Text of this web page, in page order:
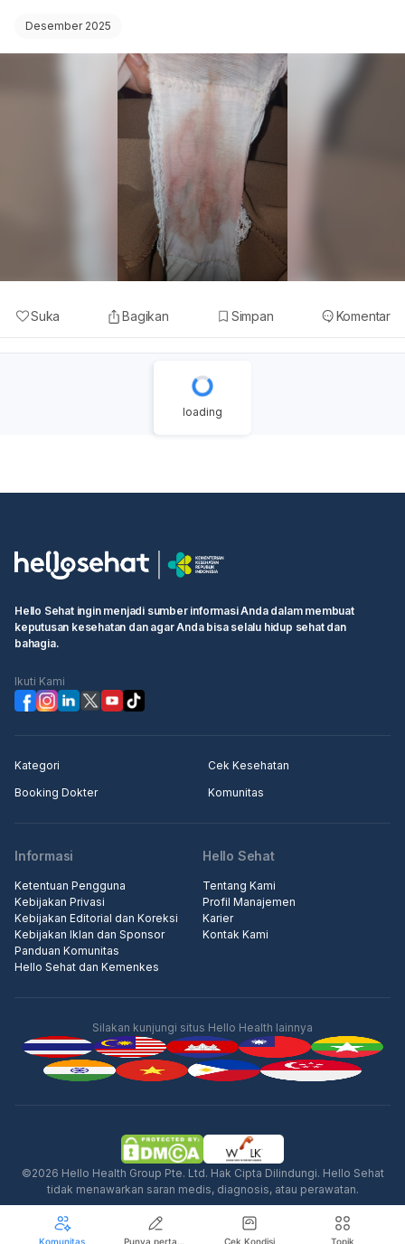
Desember 2025
Suka Bagikan Simpan Komentar
loading
Iklan
Hello Sehat ingin menjadi sumber informasi Anda dalam membuat
keputusan kesehatan dan agar Anda bisa selalu hidup sehat dan
bahagia.
Ikuti Kami
Kategori
Cek Kesehatan
Booking Dokter
Komunitas
Informasi
Ketentuan Pengguna
Kebijakan Privasi
Kebijakan Editorial dan Koreksi
Kebijakan Iklan dan Sponsor
Panduan Komunitas
Hello Sehat dan Kemenkes
Hello Sehat
Tentang Kami
Profil Manajemen
Karier
Kontak Kami
Silakan kunjungi situs Hello Health lainnya
©2026 Hello Health Group Pte. Ltd. Hak Cipta Dilindungi. Hello Sehat
tidak menawarkan saran medis, diagnosis, atau perawatan.
Komunitas Punya pertanyaan seputar kesehatan? Cek Kondisi Topik